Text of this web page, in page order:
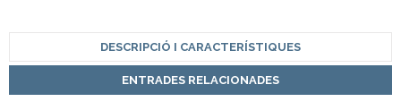
DESCRIPCIÓ I CARACTERÍSTIQUES
ENTRADES RELACIONADES